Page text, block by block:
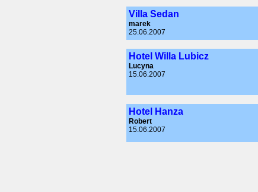
Villa Sedan
marek
25.06.2007
Hotel Willa Lubicz
Lucyna
15.06.2007
Hotel Hanza
Robert
15.06.2007